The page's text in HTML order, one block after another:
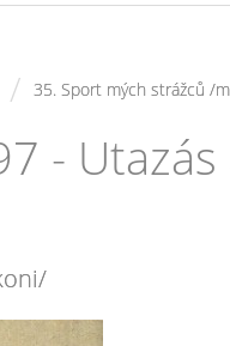
/ 35. Sport mých strážců /
- Utazás